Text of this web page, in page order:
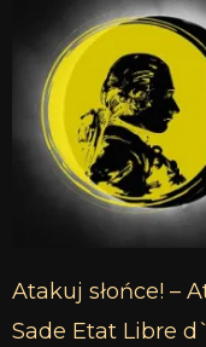
Atakuj słońce! –
Sade Etat Libre